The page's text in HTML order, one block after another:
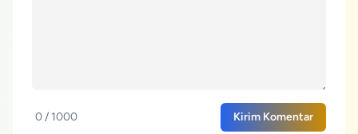
0 / 1000 Kirim Komentar